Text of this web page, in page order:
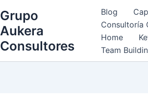
Grupo
Aukera
Consultores
Blog
Consultoría
Home
Team